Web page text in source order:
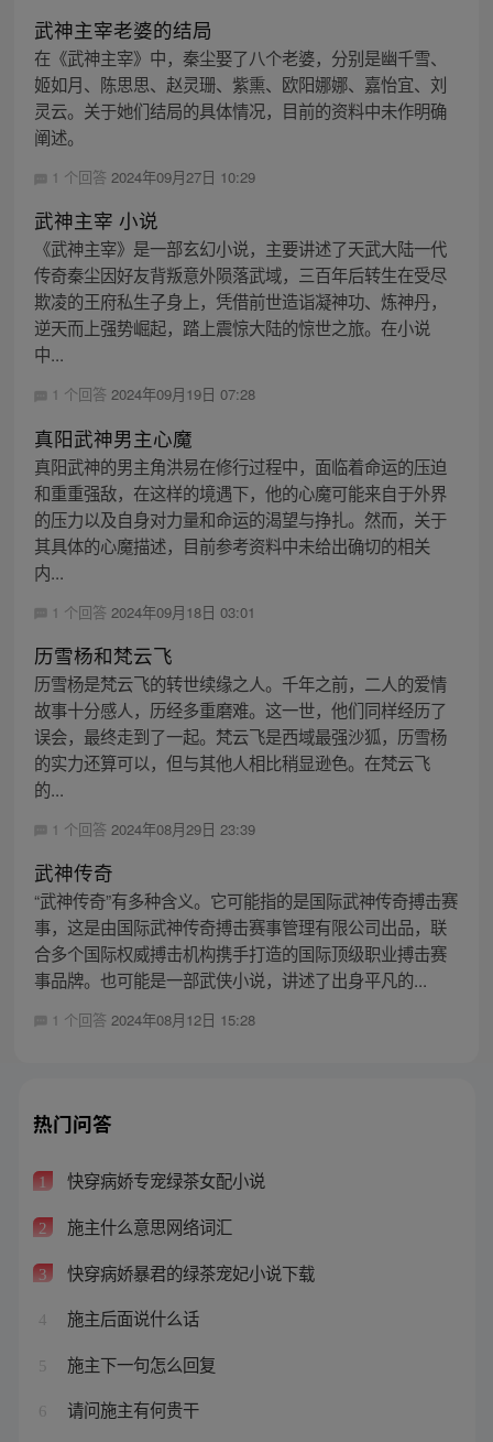
武神主宰老婆的结局
在《武神主宰》中，秦尘娶了八个老婆，分别是幽千雪、
姬如月、陈思思、赵灵珊、紫熏、欧阳娜娜、嘉怡宜、刘
灵云。关于她们结局的具体情况，目前的资料中未作明确
阐述。
1 个回答 2024年09月27日 10:29
武神主宰 小说
《武神主宰》是一部玄幻小说，主要讲述了天武大陆一代
传奇秦尘因好友背叛意外陨落武域，三百年后转生在受尽
欺凌的王府私生子身上，凭借前世造诣凝神功、炼神丹，
逆天而上强势崛起，踏上震惊大陆的惊世之旅。在小说
中...
1 个回答 2024年09月19日 07:28
真阳武神男主心魔
真阳武神的男主角洪易在修行过程中，面临着命运的压迫
和重重强敌，在这样的境遇下，他的心魔可能来自于外界
的压力以及自身对力量和命运的渴望与挣扎。然而，关于
其具体的心魔描述，目前参考资料中未给出确切的相关
内...
1 个回答 2024年09月18日 03:01
历雪杨和梵云飞
历雪杨是梵云飞的转世续缘之人。千年之前，二人的爱情
故事十分感人，历经多重磨难。这一世，他们同样经历了
误会，最终走到了一起。梵云飞是西域最强沙狐，历雪杨
的实力还算可以，但与其他人相比稍显逊色。在梵云飞
的...
1 个回答 2024年08月29日 23:39
武神传奇
“武神传奇”有多种含义。它可能指的是国际武神传奇搏击赛
事，这是由国际武神传奇搏击赛事管理有限公司出品，联
合多个国际权威搏击机构携手打造的国际顶级职业搏击赛
事品牌。也可能是一部武侠小说，讲述了出身平凡的...
1 个回答 2024年08月12日 15:28
热门问答
1 快穿病娇专宠绿茶女配小说
2 施主什么意思网络词汇
3 快穿病娇暴君的绿茶宠妃小说下载
4 施主后面说什么话
5 施主下一句怎么回复
6 请问施主有何贵干